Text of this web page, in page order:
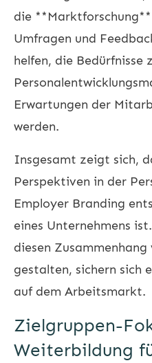
die
Umfragen und
helfen, die Bedürfnisse
Erwartungen der
werden.
Insgesamt zeigt sich,
Perspektiven in der
Employer Branding
eines Unternehmens
diesen
gestalten, sichern sich
auf dem Arbeitsmarkt.
Zielgruppen-
Weiterbildung